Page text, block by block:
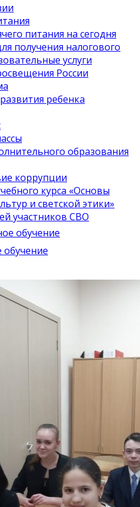
питания на сегодня
получения налогового
услуги
России
ребенка
образования
коррупции
курса «Основы
и светской этики»
участников СВО
обучение